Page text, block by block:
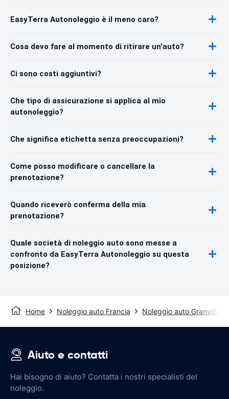
EasyTerra Autonoleggio è il meno caro?
Cosa devo fare al momento di ritirare un'auto?
Ci sono costi aggiuntivi?
Che tipo di assicurazione si applica al mio
autonoleggio?
Che significa etichetta senza preoccupazioni?
Come posso modificare o cancellare la
prenotazione?
Quando riceverò conferma della mia
prenotazione?
Quale società di noleggio auto sono messe a
confronto da EasyTerra Autonoleggio su questa
posizione?
Home Noleggio auto Francia Noleggio auto Granville
Aiuto e contatti
Hai bisogno di aiuto? Contatta i nostri specialisti del
noleggio.